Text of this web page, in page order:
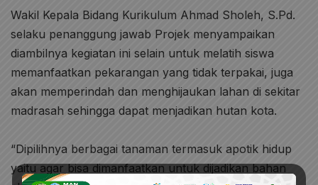
Wakil Kepala Bidang Kurikulum Ahmad Sholeh, S.Pd.
selaku penanggung jawab Projek menyampaikan
diambilnya kegiatan ini selain untuk melatih siswa
memanfaatkan pekarangan yang tidak terpakai, juga
akan memperindah dan menghijaukan lahan di sekitar
madrasah sehingga dapat menjadikan hutan kota.
“Dipilihnya berbagai tanaman termasuk apotik hidup
yaitu agar bisa dimanfaatkan untuk dijadikan bahan